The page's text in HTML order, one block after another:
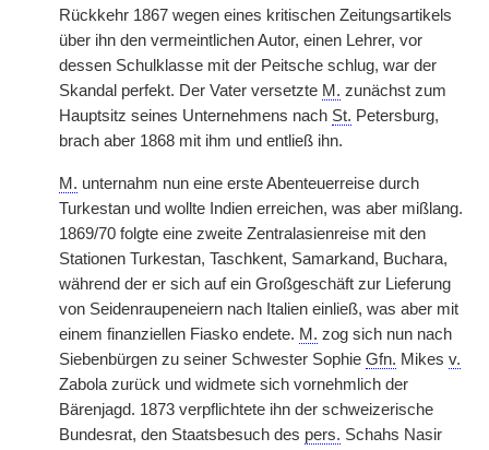
Rückkehr 1867 wegen eines kritischen Zeitungsartikels
über ihn den vermeintlichen Autor, einen Lehrer, vor
dessen Schulklasse mit der Peitsche schlug, war der
Skandal perfekt. Der Vater versetzte M. zunächst zum
Hauptsitz seines Unternehmens nach St. Petersburg,
brach aber 1868 mit ihm und entließ ihn.
M. unternahm nun eine erste Abenteuerreise durch
Turkestan und wollte Indien erreichen, was aber mißlang.
1869/70 folgte eine zweite Zentralasienreise mit den
Stationen Turkestan, Taschkent, Samarkand, Buchara,
während der er sich auf ein Großgeschäft zur Lieferung
von Seidenraupeneiern nach Italien einließ, was aber mit
einem finanziellen Fiasko endete. M. zog sich nun nach
Siebenbürgen zu seiner Schwester Sophie Gfn. Mikes v.
Zabola zurück und widmete sich vornehmlich der
Bärenjagd. 1873 verpflichtete ihn der schweizerische
Bundesrat, den Staatsbesuch des pers. Schahs Nasir